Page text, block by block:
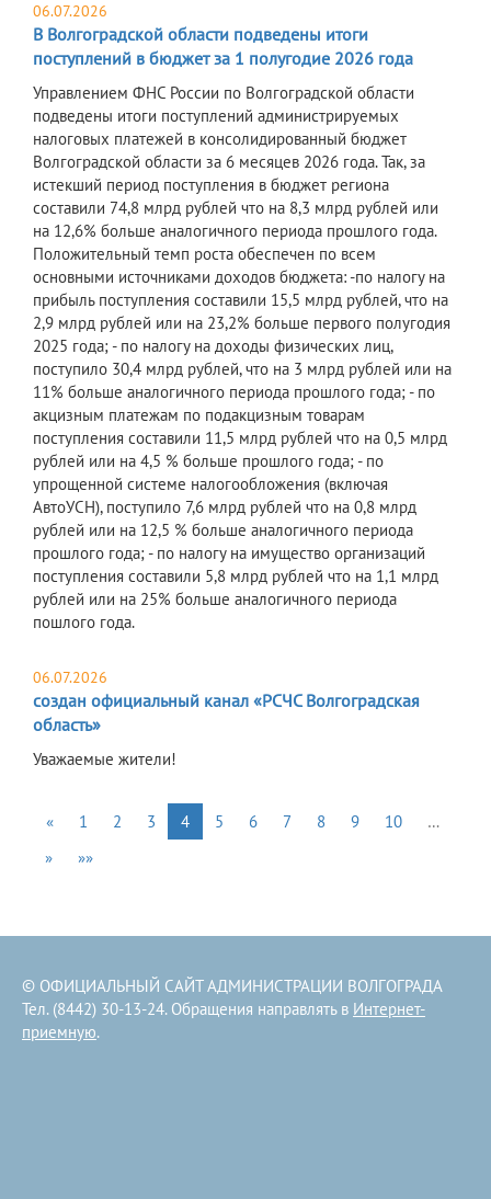
06.07.2026
В Волгоградской области подведены итоги
поступлений в бюджет за 1 полугодие 2026 года
Управлением ФНС России по Волгоградской области
подведены итоги поступлений администрируемых
налоговых платежей в консолидированный бюджет
Волгоградской области за 6 месяцев 2026 года. Так, за
истекший период поступления в бюджет региона
составили 74,8 млрд рублей что на 8,3 млрд рублей или
на 12,6% больше аналогичного периода прошлого года.
Положительный темп роста обеспечен по всем
основными источниками доходов бюджета: -по налогу на
прибыль поступления составили 15,5 млрд рублей, что на
2,9 млрд рублей или на 23,2% больше первого полугодия
2025 года; - по налогу на доходы физических лиц,
поступило 30,4 млрд рублей, что на 3 млрд рублей или на
11% больше аналогичного периода прошлого года; - по
акцизным платежам по подакцизным товарам
поступления составили 11,5 млрд рублей что на 0,5 млрд
рублей или на 4,5 % больше прошлого года; - по
упрощенной системе налогообложения (включая
АвтоУСН), поступило 7,6 млрд рублей что на 0,8 млрд
рублей или на 12,5 % больше аналогичного периода
прошлого года; - по налогу на имущество организаций
поступления составили 5,8 млрд рублей что на 1,1 млрд
рублей или на 25% больше аналогичного периода
пошлого года.
06.07.2026
создан официальный канал «РСЧС Волгоградская
область»
Уважаемые жители!
« 1 2 3 4 5 6 7 8 9 10
…
»
»»
© ОФИЦИАЛЬНЫЙ САЙТ АДМИНИСТРАЦИИ ВОЛГОГРАДА
Тел. (8442) 30-13-24. Обращения направлять в Интернет-
приемную.